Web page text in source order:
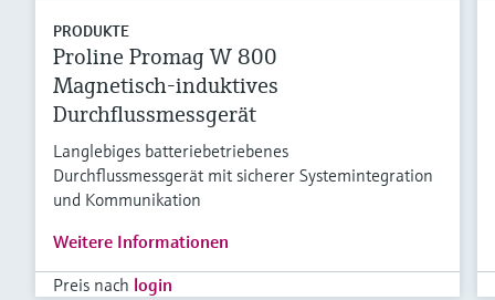
PRODUKTE
Proline Promag W 800
Magnetisch-induktives
Durchflussmessgerät
Langlebiges batteriebetriebenes
Durchflussmessgerät mit sicherer Systemintegration
und Kommunikation
Weitere Informationen
Preis nach login